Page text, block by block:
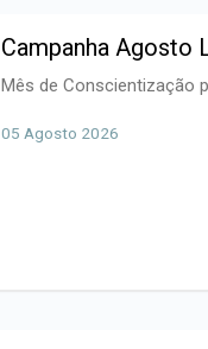
Campanha Agosto
Mês de Conscientização
05 Agosto 2026